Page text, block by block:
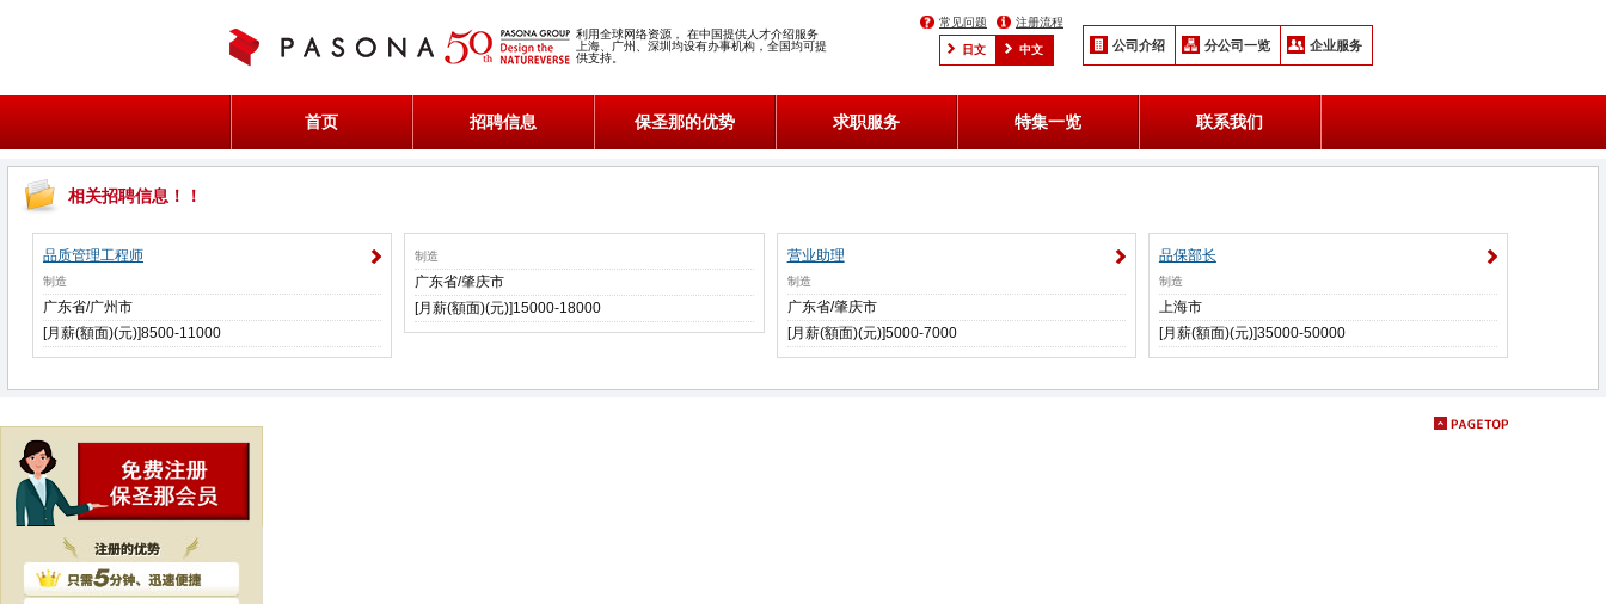
利用全球网络资源， 在中国提供人才介绍服务
上海、广州、深圳均设有办事机构，全国均可提
供支持。
常见问题 注册流程
日文 中文 公司介绍 分公司一览 企业服务
首页 招聘信息 保圣那的优势 求职服务 特集一览 联系我们
相关招聘信息！！
品质管理工程师
制造
广东省/广州市
[月薪(額面)(元)]8500-11000
制造
广东省/肇庆市
[月薪(額面)(元)]15000-18000
营业助理
制造
广东省/肇庆市
[月薪(額面)(元)]5000-7000
品保部长
制造
上海市
[月薪(額面)(元)]35000-50000